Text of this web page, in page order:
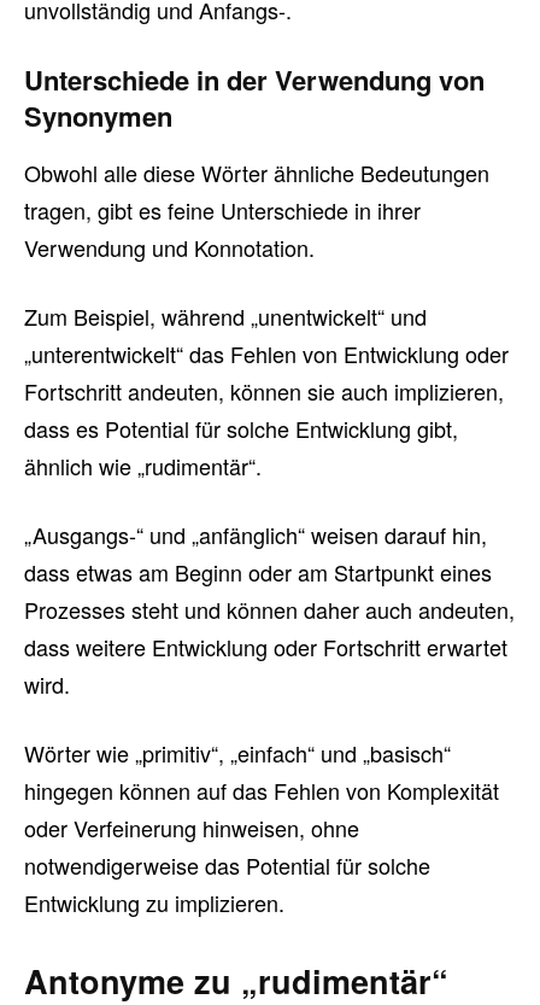
unvollständig und Anfangs-.
Unterschiede in der Verwendung von
Synonymen
Obwohl alle diese Wörter ähnliche Bedeutungen
tragen, gibt es feine Unterschiede in ihrer
Verwendung und Konnotation.
Zum Beispiel, während „unentwickelt“ und
„unterentwickelt“ das Fehlen von Entwicklung oder
Fortschritt andeuten, können sie auch implizieren,
dass es Potential für solche Entwicklung gibt,
ähnlich wie „rudimentär“.
„Ausgangs-“ und „anfänglich“ weisen darauf hin,
dass etwas am Beginn oder am Startpunkt eines
Prozesses steht und können daher auch andeuten,
dass weitere Entwicklung oder Fortschritt erwartet
wird.
Wörter wie „primitiv“, „einfach“ und „basisch“
hingegen können auf das Fehlen von Komplexität
oder Verfeinerung hinweisen, ohne
notwendigerweise das Potential für solche
Entwicklung zu implizieren.
Antonyme zu „rudimentär“